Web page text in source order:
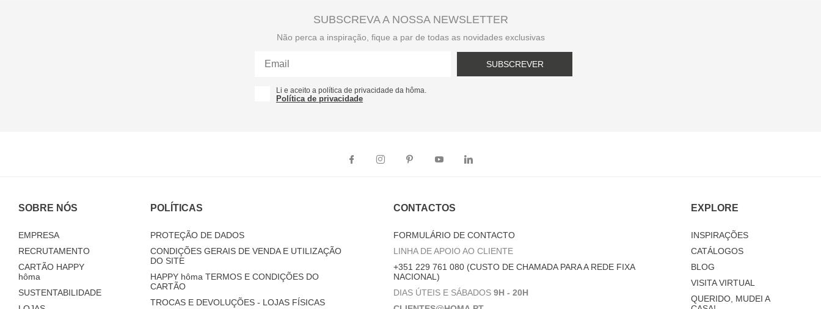
SUBSCREVA A NOSSA NEWSLETTER
Não perca a inspiração, fique a par de todas as novidades exclusivas
SUBSCREVER
Li e aceito a política de privacidade da hôma.
Política de privacidade
SOBRE NÓS
EMPRESA
RECRUTAMENTO
CARTÃO HAPPY
hôma
SUSTENTABILIDADE
POLÍTICAS
PROTEÇÃO DE DADOS
CONDIÇÕES GERAIS DE VENDA E UTILIZAÇÃO
DO SITE
HAPPY hôma TERMOS E CONDIÇÕES DO
CARTÃO
TROCAS E DEVOLUÇÕES - LOJAS FÍSICAS
CONTACTOS
FORMULÁRIO DE CONTACTO
LINHA DE APOIO AO CLIENTE
+351 229 761 080 (CUSTO DE CHAMADA PARA A REDE FIXA
NACIONAL)
DIAS ÚTEIS E SÁBADOS 9H - 20H
EXPLORE
INSPIRAÇÕES
CATÁLOGOS
BLOG
VISITA VIRTUAL
QUERIDO, MUDEI A